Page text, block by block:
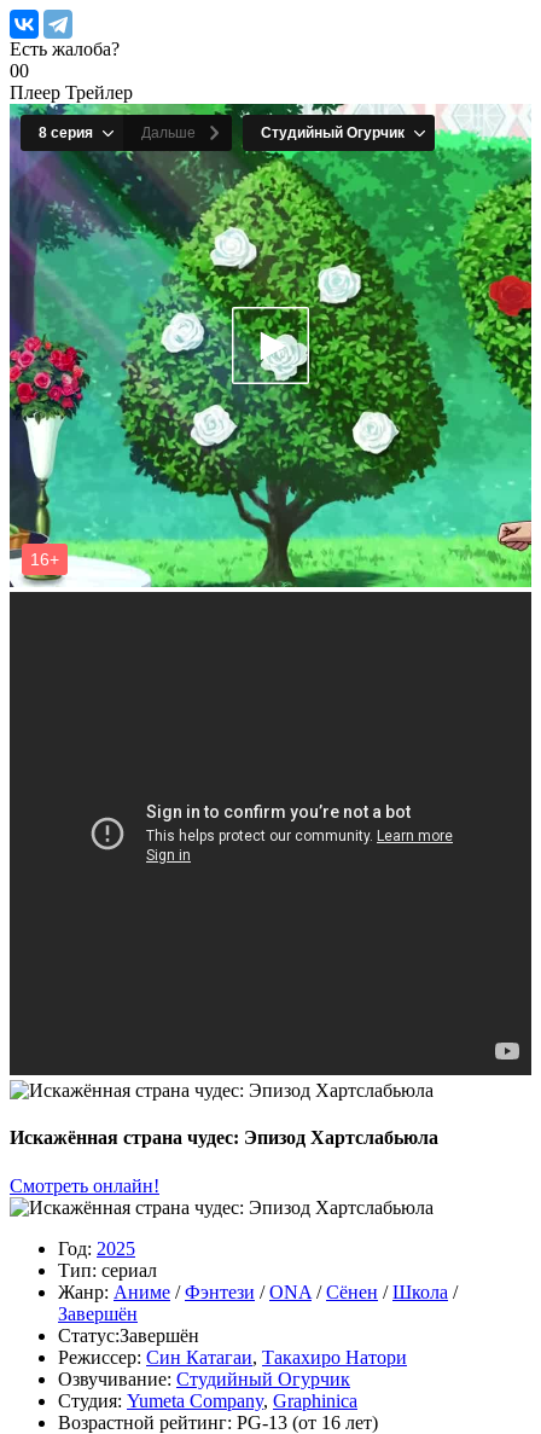
Есть жалоба?
00
Плеер Трейлер
Искажённая страна чудес: Эпизод Хартслабьюла
Смотреть онлайн!
Год: 2025
Тип: сериал
Жанр: Аниме /Фэнтези /ONA /Сёнен /Школа /
Завершён
Статус:Завершён
Режиссер: Син Катагаи, Такахиро Натори
Озвучивание: Студийный Огурчик
Студия: Yumeta Company, Graphinica
Возрастной рейтинг: PG-13 (от 16 лет)